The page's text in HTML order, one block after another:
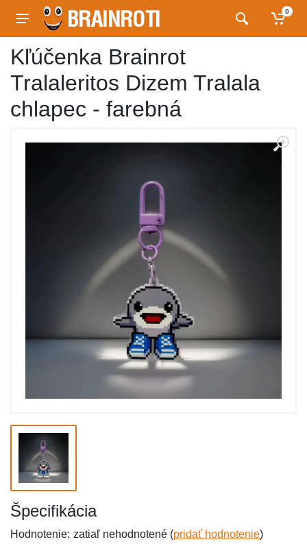
0
Kľúčenka Brainrot
Tralaleritos Dizem Tralala
chlapec - farebná
Špecifikácia
Hodnotenie: zatiaľ nehodnotené (pridať hodnotenie)